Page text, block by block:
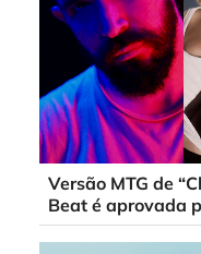
Versão MTG de
Beat é aprovada